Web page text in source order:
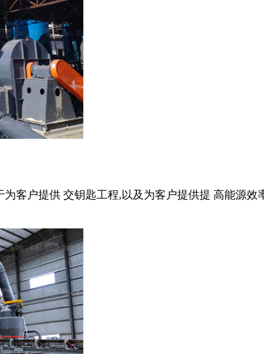
为客户提供 交钥匙工程,以及为客户提供提 高能源